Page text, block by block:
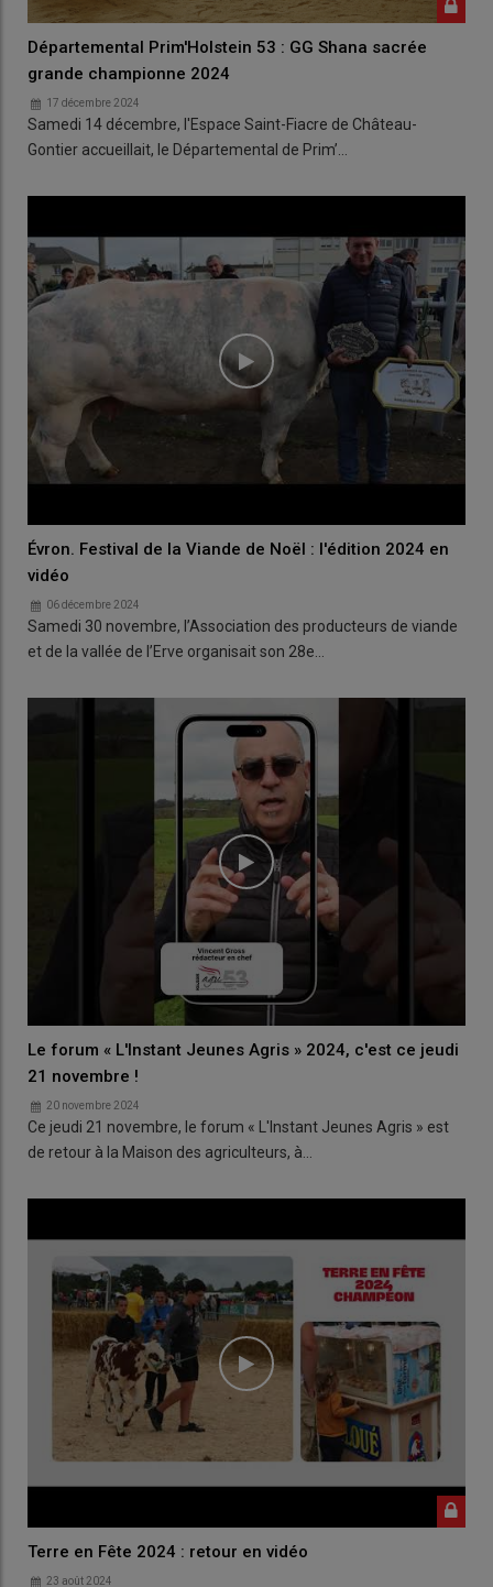
Départemental Prim'Holstein 53 : GG Shana sacrée
grande championne 2024
17 décembre 2024
Samedi 14 décembre, l'Espace Saint-Fiacre de Château-
Gontier accueillait, le Départemental de Prim’…
Évron. Festival de la Viande de Noël : l'édition 2024 en
vidéo
06 décembre 2024
Samedi 30 novembre, l’Association des producteurs de viande
et de la vallée de l’Erve organisait son 28e…
Le forum « L'Instant Jeunes Agris » 2024, c'est ce jeudi
21 novembre !
20 novembre 2024
Ce jeudi 21 novembre, le forum « L'Instant Jeunes Agris » est
de retour à la Maison des agriculteurs, à…
Terre en Fête 2024 : retour en vidéo
23 août 2024